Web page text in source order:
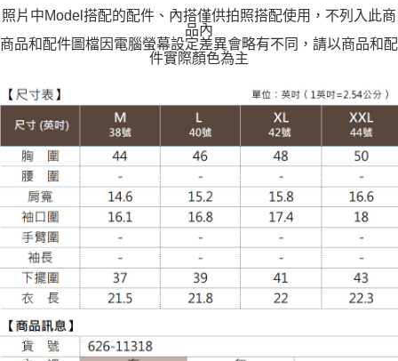
每筆NT$100，滿NT$988(含以上)免運費
付款後萊爾富取貨
每筆NT$100，滿NT$988(含以上)免運費
7-11取貨付款
每筆NT$100，滿NT$988(含以上)免運費
付款後7-11取貨
每筆NT$100，滿NT$988(含以上)免運費
大嘴鳥宅配通
每筆NT$100，滿NT$988(含以上)免運費
貨到付款
每筆NT$120
照片中Model搭配的配件、內搭僅供拍照搭配使用，不列入此商
品內
商品和配件圖檔因電腦螢幕設定差異會略有不同，請以商品和配
件實際顏色為主